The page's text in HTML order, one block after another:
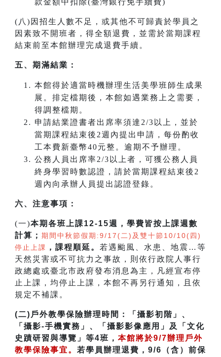
款金額中扣除(臺灣銀行免手續費)
(八)因招生人數不足，或其他不可歸責於學員之
因素致不開班者，得全額退費，並需於當期課程
結束前至本館辦理完成退費手續。
五、期滿結業：
本館得於適當時機辦理生活美學班師生成果
展。排定檔期後，本館如遇業務上之需要，
得調整檔期。
申請結業證書者出席率須達2/3以上，並於
當期課程結束後2週內提出申請，每份酌收
工本費新臺幣40元整。逾期不予辦理。
公務人員出席率2/3以上者，可獲公務人員
終身學習時數認證，請於當期課程結束後2
週內向承辦人員提出認證登錄。
六、注意事項：
(一)本期各班上課12-15週，學費皆按上課週數
計算； 期間中秋節假期:9/17(二)及雙十節10/10(四)
停止上課 ，課程順延。 若遇颱風、水患、地震…等
天然災害或不可抗力之事故，則依行政院人事行
政總處或臺北市政府發布消息為主，凡經宣布停
止上課，均停止上課，本館不再另行通知，且依
規定不補課。
(二)戶外教學保險辦理時間：「攝影初階」、
「攝影-手機實務」、「攝影影像應用」及「文化
史蹟研習與導覽」等4班， 本館將於9/7辦理戶外
教學保險事宜。 若學員辦理退費，9/6（含）前保